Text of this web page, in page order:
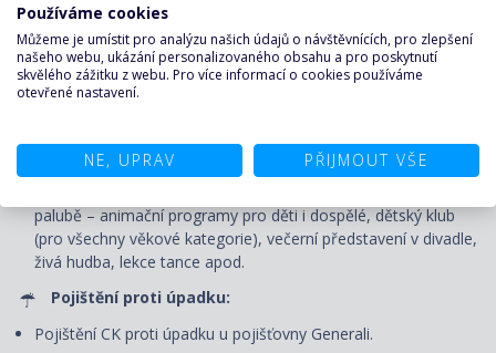
bufetové restauraci.
Nápoje pouze v bufetové restauraci: voda, káva, čaj u snídaně
a u svačiny v odpoledních hodinách, u oběda a večeře voda.
Volné využití veřejných prostor - bazénu, vířivek, fitness centra
a jiných sportovně-rekreačních zařízení, bezplatné zapůjčení
palubě – animační programy pro děti i dospělé, dětský klub
(pro všechny věkové kategorie), večerní představení v divadle,
živá hudba, lekce tance apod.
Pojištění proti úpadku:
Pojištění CK proti úpadku u pojišťovny Generali.
Používáme cookies
Můžeme je umístit pro analýzu našich údajů o návštěvnících, pro zlepšení
našeho webu, ukázání personalizovaného obsahu a pro poskytnutí
skvělého zážitku z webu. Pro více informací o cookies používáme
otevřené nastavení.
NE, UPRAV PŘIJMOUT VŠE